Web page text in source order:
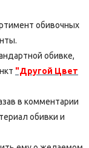
обивочных
обивке,
"Другой Цвет
в комментарии
обивки и